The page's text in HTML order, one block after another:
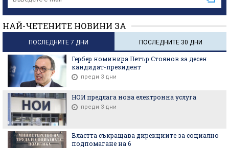
НАЙ-ЧЕТЕНИТЕ НОВИНИ ЗА
ПОСЛЕДНИТЕ 7 ДНИ ПОСЛЕДНИТЕ 30 ДНИ
Гербер номинира Петър Стоянов за десен
кандидат-президент
преди 3 дни
НОИ предлага нова електронна услуга
преди 3 дни
Властта съкращава дирекциите за социално
подпомагане на 6